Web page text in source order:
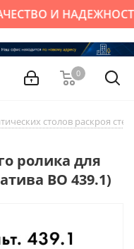
И
0
столов раскроя
ролика для
BO 439.1)